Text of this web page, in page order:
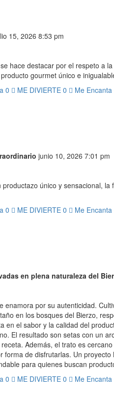
15, 2026 8:53 pm
hace destacar por el respeto a
gourmet único e
0 ME DIVIERTE 0 Me Encanta
junio 10, 2026 7:01 pm
único y sensacional,
0 ME DIVIERTE 0 Me Encanta
en plena naturaleza del
enamora por su autenticidad.
en los bosques del Bierzo,
en el sabor y la calidad del
El resultado son setas con un
Además, el trato es
forma de disfrutarlas. Un
para quienes buscan
0 ME DIVIERTE 0 Me Encanta